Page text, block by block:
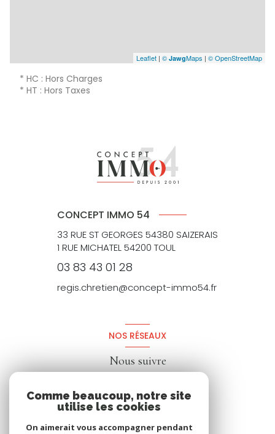
Leaflet | © JawgMaps | © OpenStreetMap
* HC : Hors Charges
* HT : Hors Taxes
CONCEPT IMMO 54
33 RUE ST GEORGES 54380 SAIZERAIS
1 RUE MICHATEL 54200 TOUL
03 83 43 01 28
regis.chretien@concept-immo54.fr
NOS RÉSEAUX
Nous suivre
Comme beaucoup, notre site
utilise les cookies
On aimerait vous accompagner pendant